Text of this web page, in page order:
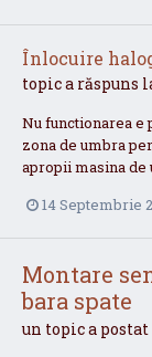
Înlocuire
topic a răspuns
Nu functionarea e
zona de umbra
apropii masina de
14 Septembrie
Montare
bara spate
un topic a postat